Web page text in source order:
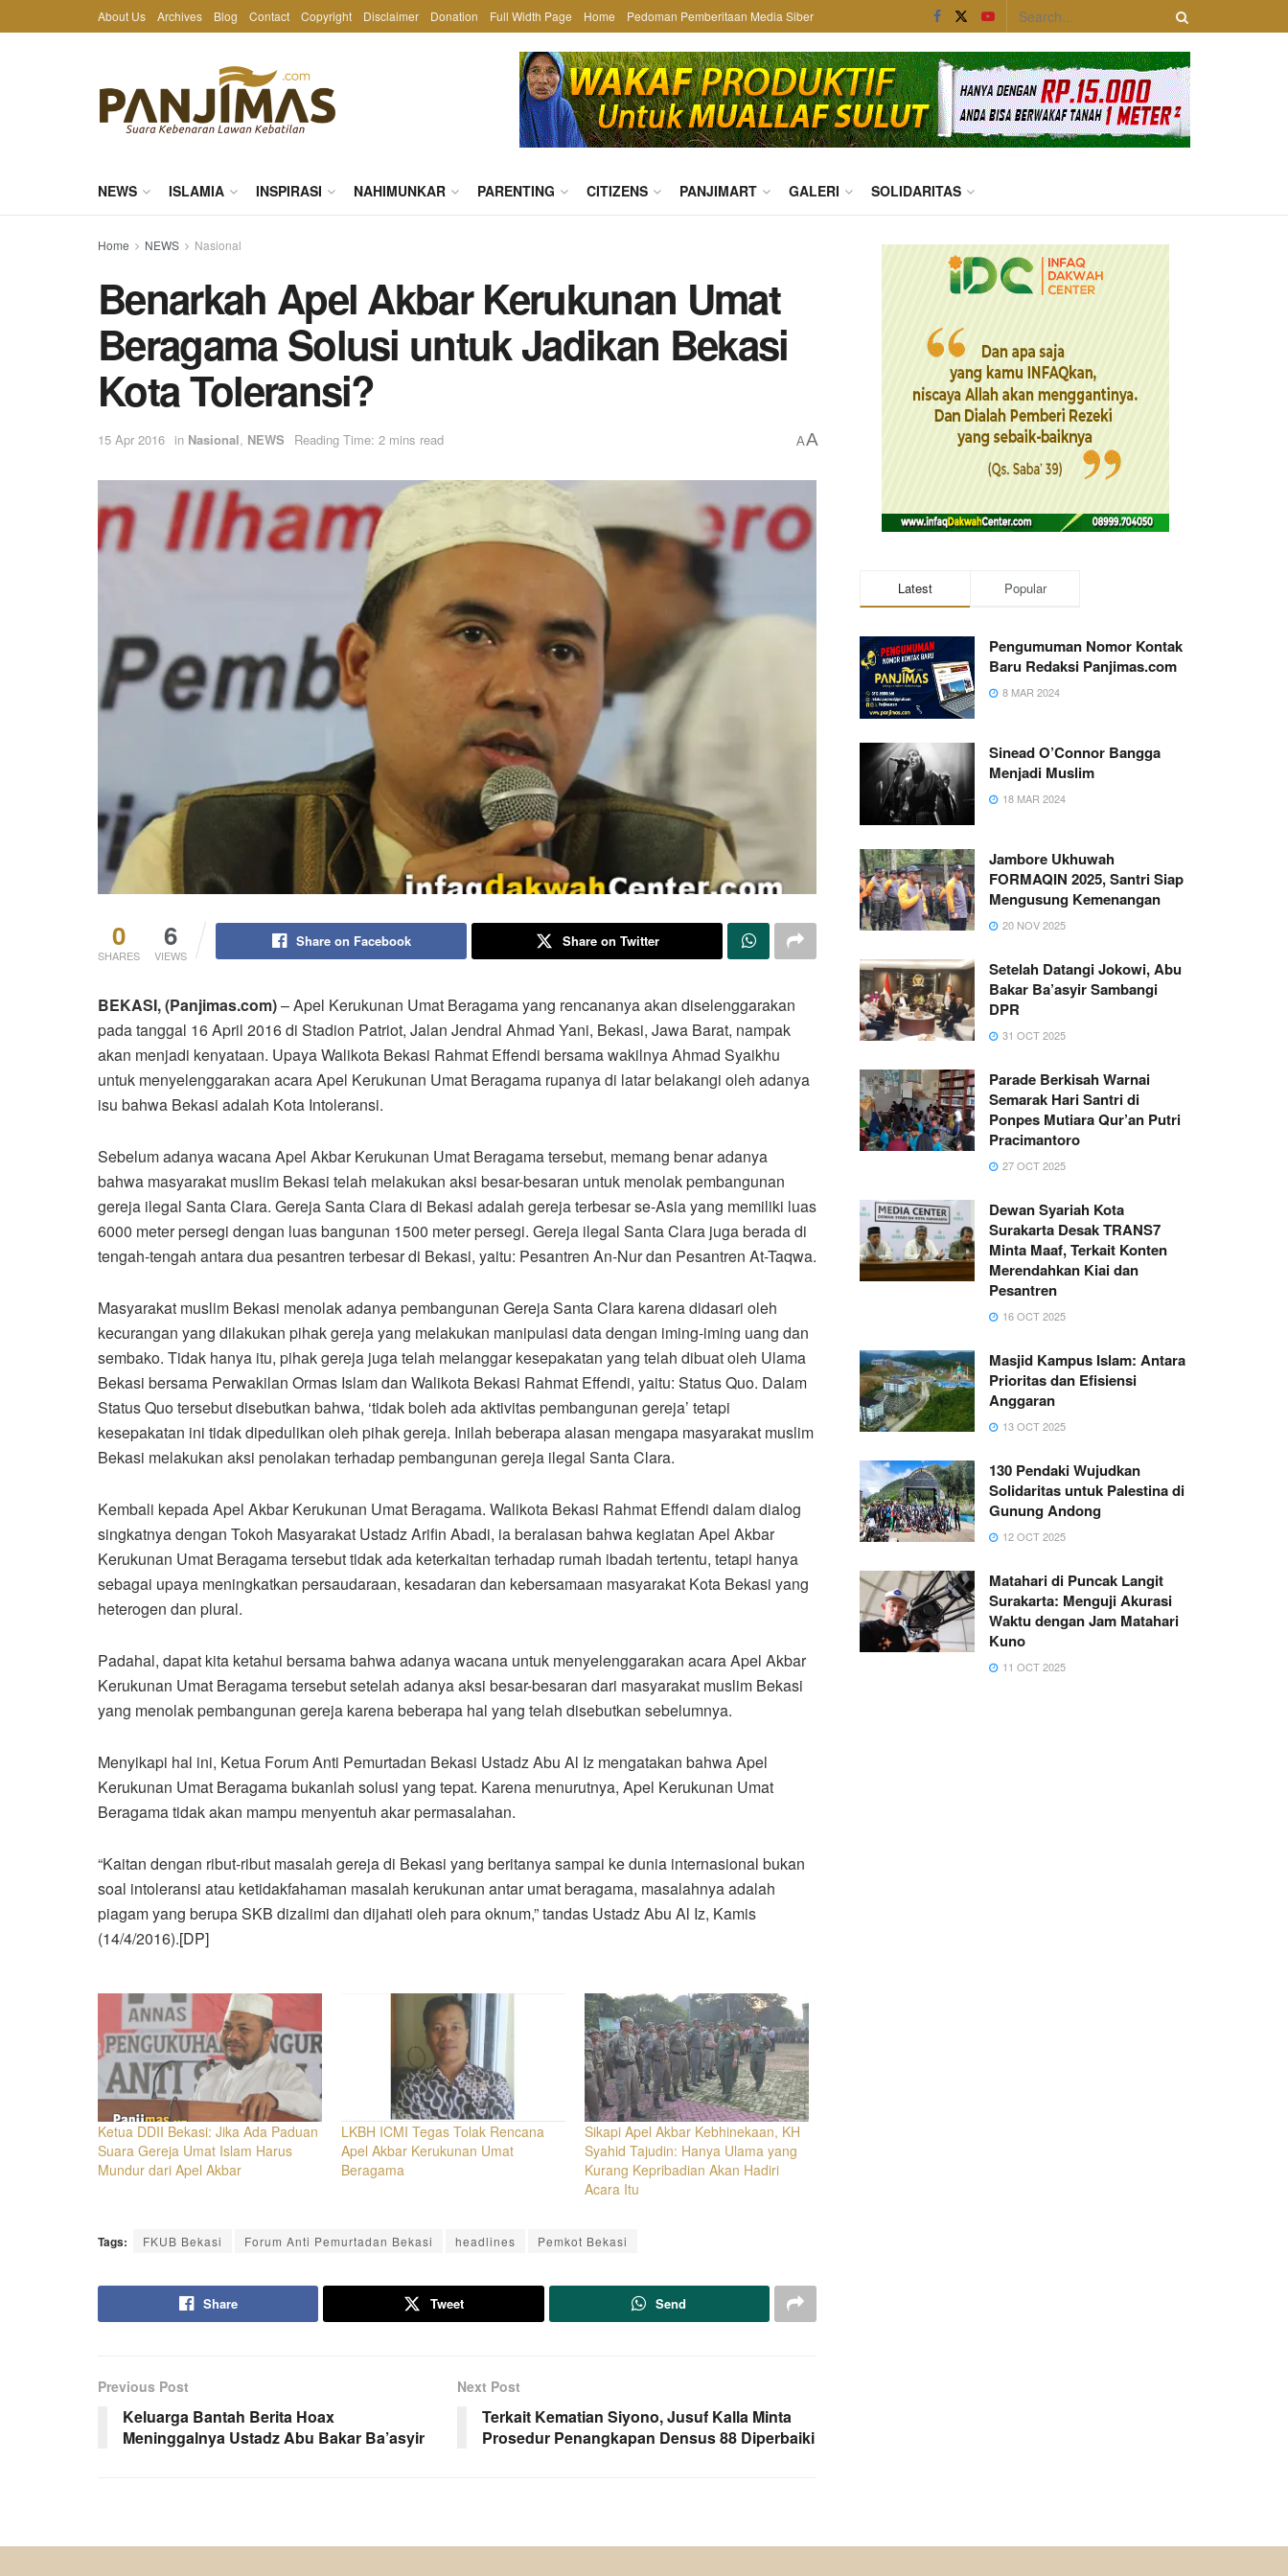
About Us Archives Blog Contact Copyright Disclaimer Donation Full Width Page Home Pedoman Pemberitaan Media Siber
NEWS ISLAMIA INSPIRASI NAHIMUNKAR PARENTING CITIZENS PANJIMART GALERI SOLIDARITAS
Home NEWS Nasional
Benarkah Apel Akbar Kerukunan Umat
Beragama Solusi untuk Jadikan Bekasi
Kota Toleransi?
15 Apr 2016 in Nasional, NEWS Reading Time: 2 mins read AA
0
SHARES
6
VIEWS
Share on Facebook Share on Twitter
BEKASI, (Panjimas.com)– Apel Kerukunan Umat Beragama yang rencananya akan diselenggarakan
pada tanggal 16 April 2016 di Stadion Patriot, Jalan Jendral Ahmad Yani, Bekasi, Jawa Barat, nampak
akan menjadi kenyataan. Upaya Walikota Bekasi Rahmat Effendi bersama wakilnya Ahmad Syaikhu
untuk menyelenggarakan acara Apel Kerukunan Umat Beragama rupanya di latar belakangi oleh adanya
isu bahwa Bekasi adalah Kota Intoleransi.
Sebelum adanya wacana Apel Akbar Kerukunan Umat Beragama tersebut, memang benar adanya
bahwa masyarakat muslim Bekasi telah melakukan aksi besar-besaran untuk menolak pembangunan
gereja ilegal Santa Clara. Gereja Santa Clara di Bekasi adalah gereja terbesar se-Asia yang memiliki luas
6000 meter persegi dengan luas bangunan 1500 meter persegi. Gereja ilegal Santa Clara juga berada di
tengah-tengah antara dua pesantren terbesar di Bekasi, yaitu: Pesantren An-Nur dan Pesantren At-Taqwa.
Masyarakat muslim Bekasi menolak adanya pembangunan Gereja Santa Clara karena didasari oleh
kecurangan yang dilakukan pihak gereja yang melakukan manipulasi data dengan iming-iming uang dan
sembako. Tidak hanya itu, pihak gereja juga telah melanggar kesepakatan yang telah dibuat oleh Ulama
Bekasi bersama Perwakilan Ormas Islam dan Walikota Bekasi Rahmat Effendi, yaitu: Status Quo. Dalam
Status Quo tersebut disebutkan bahwa, ‘tidak boleh ada aktivitas pembangunan gereja’ tetapi
kesepakatan ini tidak dipedulikan oleh pihak gereja. Inilah beberapa alasan mengapa masyarakat muslim
Bekasi melakukan aksi penolakan terhadap pembangunan gereja ilegal Santa Clara.
Kembali kepada Apel Akbar Kerukunan Umat Beragama. Walikota Bekasi Rahmat Effendi dalam dialog
singkatnya dengan Tokoh Masyarakat Ustadz Arifin Abadi, ia beralasan bahwa kegiatan Apel Akbar
Kerukunan Umat Beragama tersebut tidak ada keterkaitan terhadap rumah ibadah tertentu, tetapi hanya
sebagai upaya meningkatkan persaudaraan, kesadaran dan kebersamaan masyarakat Kota Bekasi yang
heterogen dan plural.
Padahal, dapat kita ketahui bersama bahwa adanya wacana untuk menyelenggarakan acara Apel Akbar
Kerukunan Umat Beragama tersebut setelah adanya aksi besar-besaran dari masyarakat muslim Bekasi
yang menolak pembangunan gereja karena beberapa hal yang telah disebutkan sebelumnya.
Menyikapi hal ini, Ketua Forum Anti Pemurtadan Bekasi Ustadz Abu Al Iz mengatakan bahwa Apel
Kerukunan Umat Beragama bukanlah solusi yang tepat. Karena menurutnya, Apel Kerukunan Umat
Beragama tidak akan mampu menyentuh akar permasalahan.
“Kaitan dengan ribut-ribut masalah gereja di Bekasi yang beritanya sampai ke dunia internasional bukan
soal intoleransi atau ketidakfahaman masalah kerukunan antar umat beragama, masalahnya adalah
piagam yang berupa SKB dizalimi dan dijahati oleh para oknum,” tandas Ustadz Abu Al Iz, Kamis
(14/4/2016).[DP]
Ketua DDII Bekasi: Jika Ada Paduan
Suara Gereja Umat Islam Harus
Mundur dari Apel Akbar
LKBH ICMI Tegas Tolak Rencana
Apel Akbar Kerukunan Umat
Beragama
Sikapi Apel Akbar Kebhinekaan, KH
Syahid Tajudin: Hanya Ulama yang
Kurang Kepribadian Akan Hadiri
Acara Itu
Tags: FKUB Bekasi Forum Anti Pemurtadan Bekasi headlines Pemkot Bekasi
Share Tweet Send
Previous Post
Keluarga Bantah Berita Hoax
Meninggalnya Ustadz Abu Bakar Ba’asyir
Next Post
Terkait Kematian Siyono, Jusuf Kalla Minta
Prosedur Penangkapan Densus 88 Diperbaiki
Latest Popular
Pengumuman Nomor Kontak
Baru Redaksi Panjimas.com
8 MAR 2024
Sinead O’Connor Bangga
Menjadi Muslim
18 MAR 2024
Jambore Ukhuwah
FORMAQIN 2025, Santri Siap
Mengusung Kemenangan
20 NOV 2025
Setelah Datangi Jokowi, Abu
Bakar Ba’asyir Sambangi
DPR
31 OCT 2025
Parade Berkisah Warnai
Semarak Hari Santri di
Ponpes Mutiara Qur’an Putri
Pracimantoro
27 OCT 2025
Dewan Syariah Kota
Surakarta Desak TRANS7
Minta Maaf, Terkait Konten
Merendahkan Kiai dan
Pesantren
16 OCT 2025
Masjid Kampus Islam: Antara
Prioritas dan Efisiensi
Anggaran
13 OCT 2025
130 Pendaki Wujudkan
Solidaritas untuk Palestina di
Gunung Andong
12 OCT 2025
Matahari di Puncak Langit
Surakarta: Menguji Akurasi
Waktu dengan Jam Matahari
Kuno
11 OCT 2025